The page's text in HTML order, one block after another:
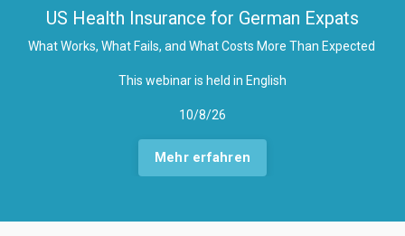
US Health Insurance for German Expats
What Works, What Fails, and What Costs More Than Expected
This webinar is held in English
10/8/26
Mehr erfahren